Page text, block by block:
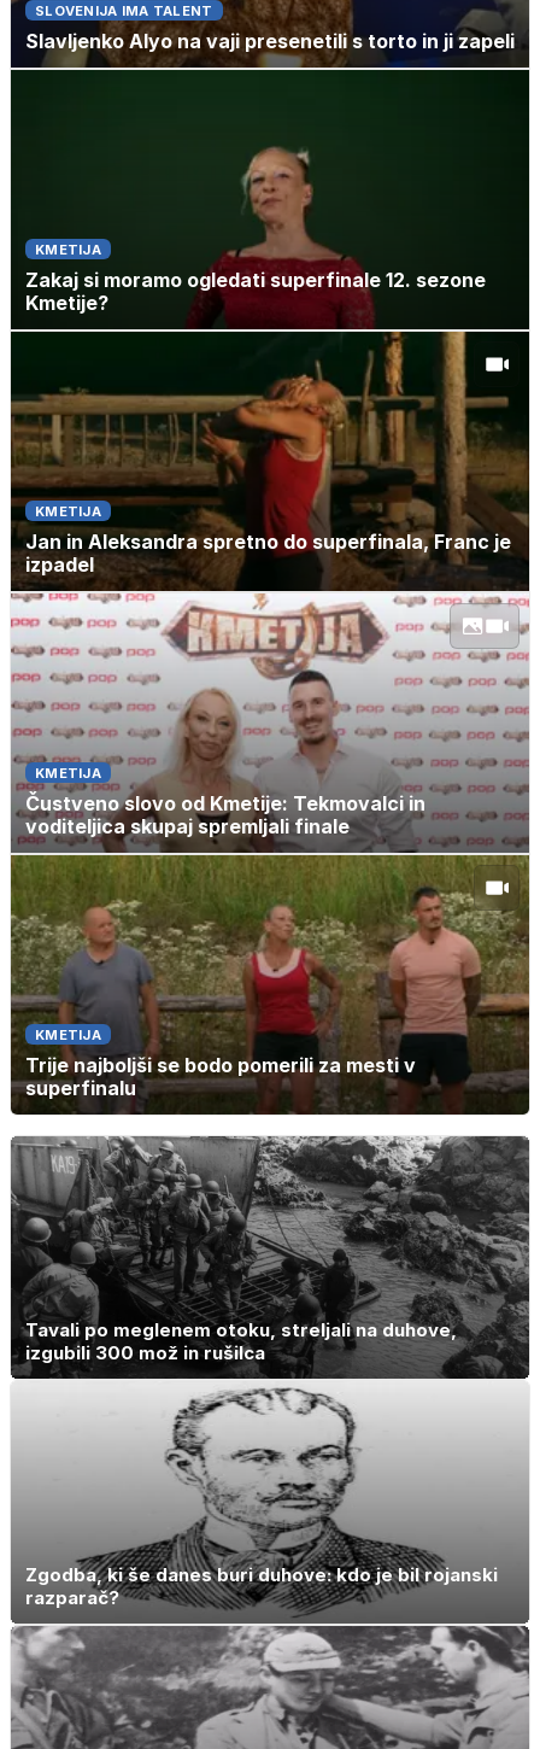
SLOVENIJA IMA TALENT
Slavljenko Alyo na vaji presenetili s torto in ji zapeli
KMETIJA
Zakaj si moramo ogledati superfinale 12. sezone
Kmetije?
KMETIJA
Jan in Aleksandra spretno do superfinala, Franc je
izpadel
KMETIJA
Čustveno slovo od Kmetije: Tekmovalci in
voditeljica skupaj spremljali finale
KMETIJA
Trije najboljši se bodo pomerili za mesti v
superfinalu
Tavali po meglenem otoku, streljali na duhove,
izgubili 300 mož in rušilca
Zgodba, ki še danes buri duhove: kdo je bil rojanski
razparač?